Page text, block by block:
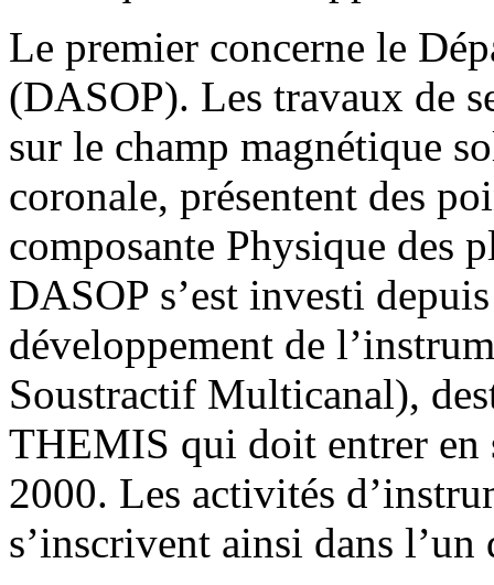
Le premier concerne le
(DASOP). Les travaux de
sur le champ magnétique
coronale, présentent des
composante Physique des
DASOP s’est investi
développement de
Soustractif Multicanal),
THEMIS qui doit entrer en
2000. Les activités
s’inscrivent ainsi dans